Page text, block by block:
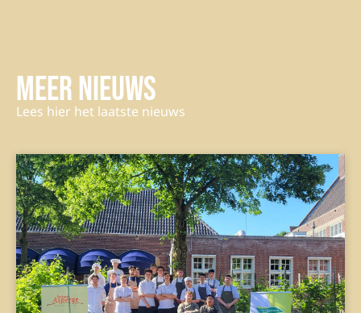
Meer nieuws
Lees hier het laatste nieuws